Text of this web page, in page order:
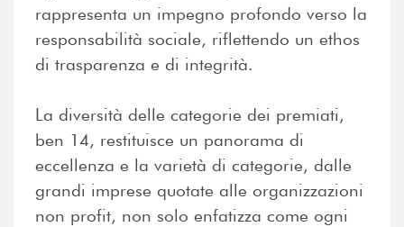
rappresenta un impegno profondo verso la
responsabilità sociale, riflettendo un ethos
di trasparenza e di integrità.
La diversità delle categorie dei premiati,
ben 14, restituisce un panorama di
eccellenza e la varietà di categorie, dalle
grandi imprese quotate alle organizzazioni
non profit, non solo enfatizza come ogni